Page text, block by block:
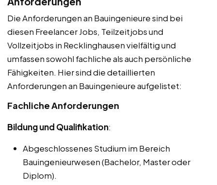
Die Anforderungen an Bauingenieure sind bei
diesen Freelancer Jobs, Teilzeitjobs und
Vollzeitjobs in Recklinghausen vielfältig und
umfassen sowohl fachliche als auch persönliche
Fähigkeiten. Hier sind die detaillierten
Anforderungen an Bauingenieure aufgelistet:
Fachliche Anforderungen
Bildung und Qualifikation:
Abgeschlossenes Studium im Bereich
Bauingenieurwesen (Bachelor, Master oder
Diplom).